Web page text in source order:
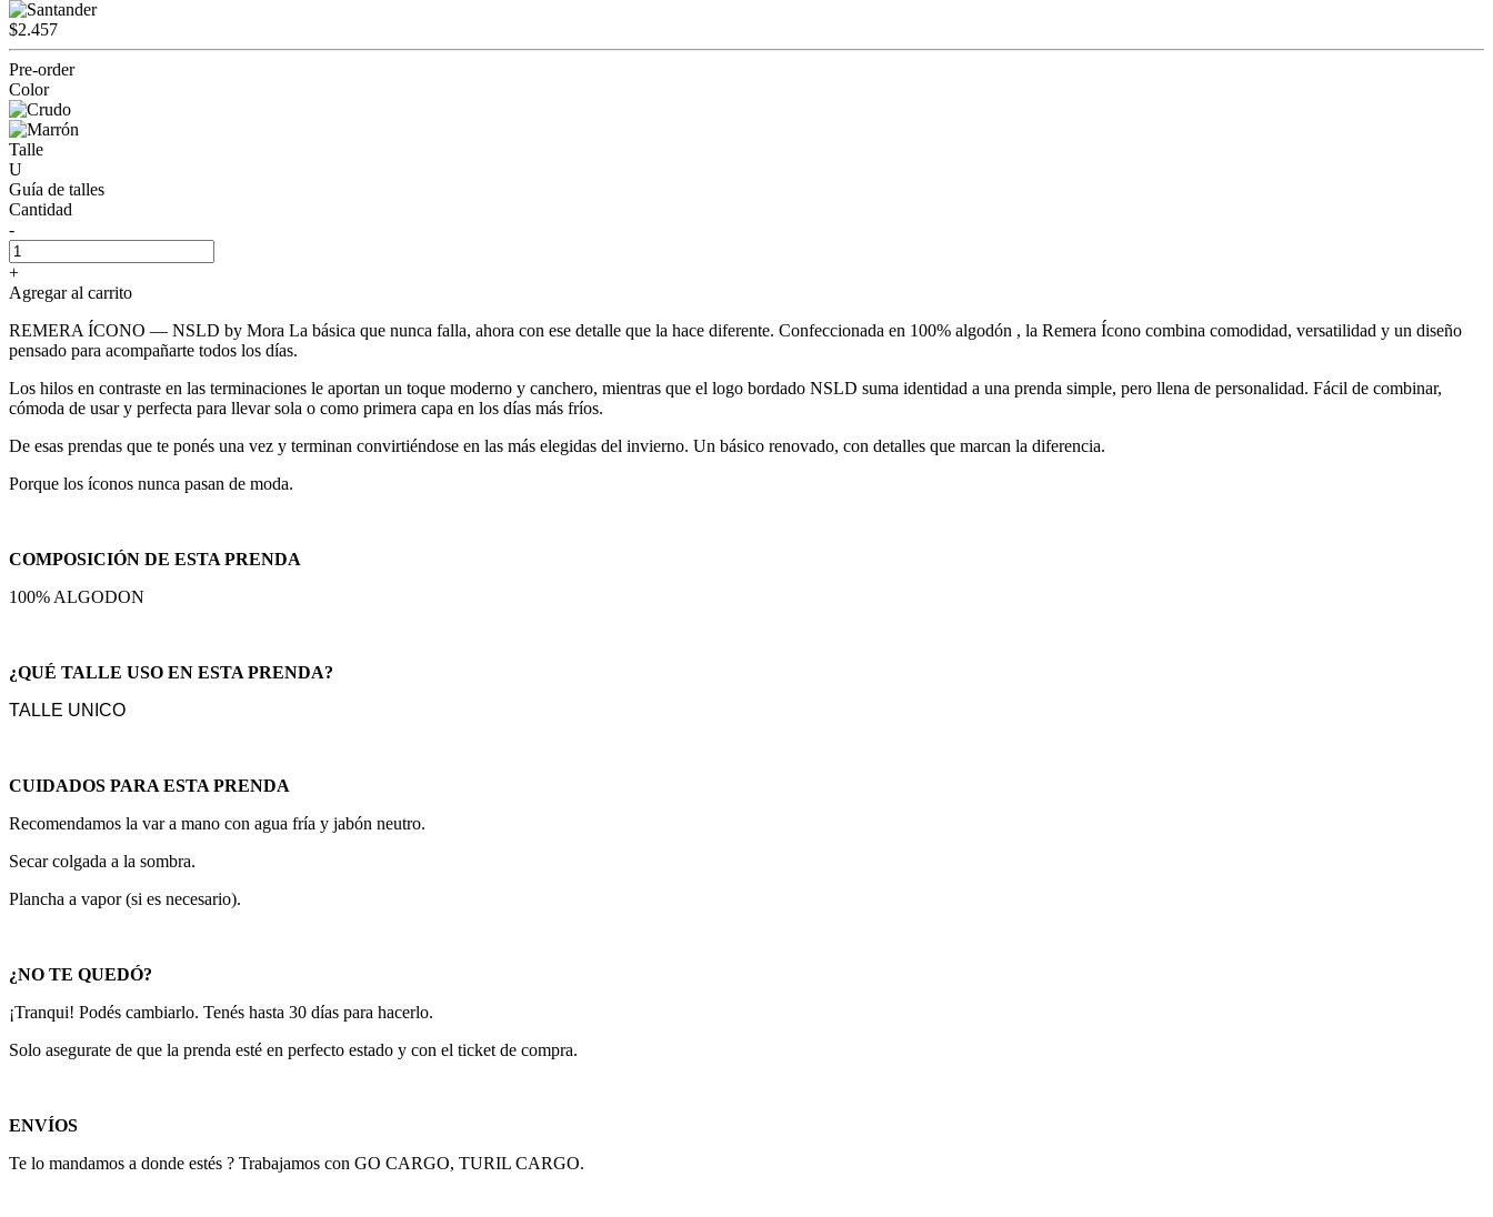
$2.457
Pre-order
Color
Talle
U
Guía de talles
Cantidad
-
+
Agregar al carrito
REMERA ÍCONO — NSLD by Mora La básica que nunca falla, ahora con ese detalle que la hace diferente. Confeccionada en 100% algodón , la Remera Ícono combina comodidad, versatilidad y un diseño
pensado para acompañarte todos los días.
Los hilos en contraste en las terminaciones le aportan un toque moderno y canchero, mientras que el logo bordado NSLD suma identidad a una prenda simple, pero llena de personalidad. Fácil de combinar,
cómoda de usar y perfecta para llevar sola o como primera capa en los días más fríos.
De esas prendas que te ponés una vez y terminan convirtiéndose en las más elegidas del invierno. Un básico renovado, con detalles que marcan la diferencia.
Porque los íconos nunca pasan de moda.
COMPOSICIÓN DE ESTA PRENDA
100% ALGODON
¿QUÉ TALLE USO EN ESTA PRENDA?
TALLE UNICO
CUIDADOS PARA ESTA PRENDA
Recomendamos la var a mano con agua fría y jabón neutro.
Secar colgada a la sombra.
Plancha a vapor (si es necesario).
¿NO TE QUEDÓ?
¡Tranqui! Podés cambiarlo. Tenés hasta 30 días para hacerlo.
Solo asegurate de que la prenda esté en perfecto estado y con el ticket de compra.
ENVÍOS
Te lo mandamos a donde estés ? Trabajamos con GO CARGO, TURIL CARGO.